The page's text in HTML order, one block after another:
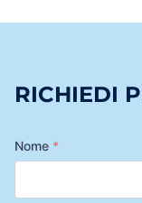
RICHIEDI
Nome *